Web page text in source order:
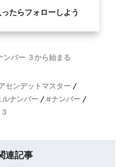
たらフォローしよう
ンバー ３から始まる
センデットマスター
ルナンバー
ナンバー
３
連記事